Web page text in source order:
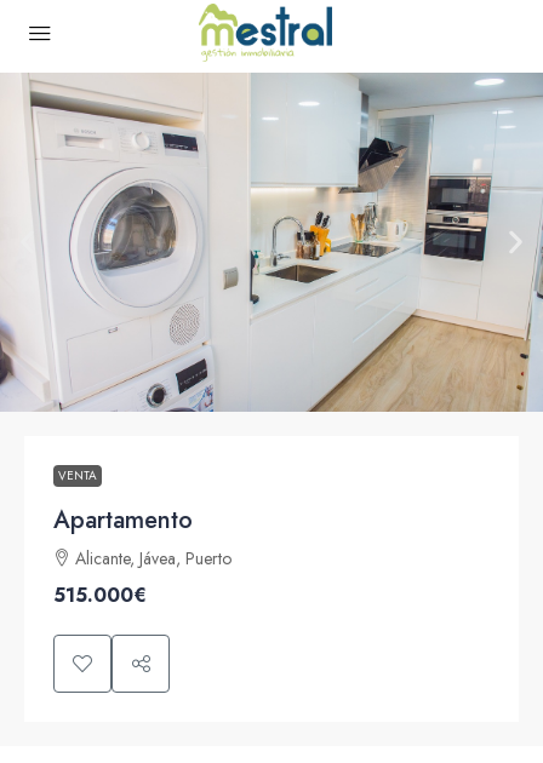
VENTA
Apartamento
Alicante, Jávea, Puerto
515.000€